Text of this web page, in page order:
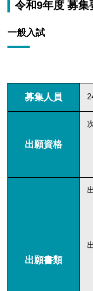
令和9年度 募集
一般入試
募集人員
出願資格
出願書類